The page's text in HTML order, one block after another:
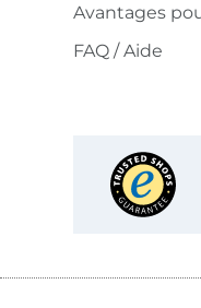
Avantages
FAQ / Aide